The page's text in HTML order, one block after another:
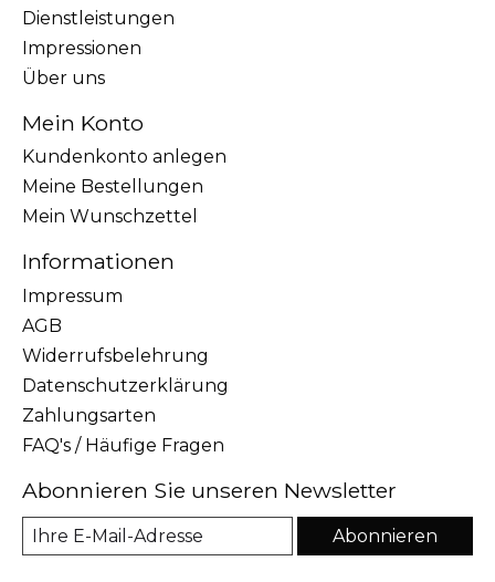
Dienstleistungen
Impressionen
Über uns
Mein Konto
Kundenkonto anlegen
Meine Bestellungen
Mein Wunschzettel
Informationen
Impressum
AGB
Widerrufsbelehrung
Datenschutzerklärung
Zahlungsarten
FAQ's / Häufige Fragen
Abonnieren Sie unseren Newsletter
Abonnieren